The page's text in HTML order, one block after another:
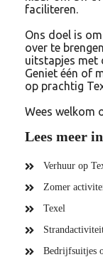
faciliteren.
Ons doel is
over te
uitstapjes met
Geniet één of
op prachtig
Wees welkom
Lees meer
Verhuur op
Zomer
Texel
Bedrijfsuitjes